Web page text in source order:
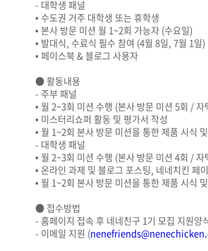
- 대학생 패널
• 수도권 거주 대학생 또는 휴학생
• 본사 방문 미션 월 1~2회 가능자 (수요일)
• 발대식, 수료식 필수 참여 (4월 8일, 7월 1일)
• 페이스북 & 블로그 사용자
● 활동내용
- 주부 패널
• 월 2~3회 미션 수행 (본사 방문 미션 5회 /
• 미스터리쇼퍼 활동 및 평가서 작성
• 월 1~2회 본사 방문 미션을 통한 제품 시식
- 대학생 패널
• 월 2~3회 미션 수행 (본사 방문 미션 4회 /
• 온라인 과제 및 블로그 포스팅, 네네치킨 페
• 월 1~2회 본사 방문 미션을 통한 제품 시식
● 접수방법
- 홈페이지 접속 후 네네친구 1기 모집 지원양
- 이메일 지원 (